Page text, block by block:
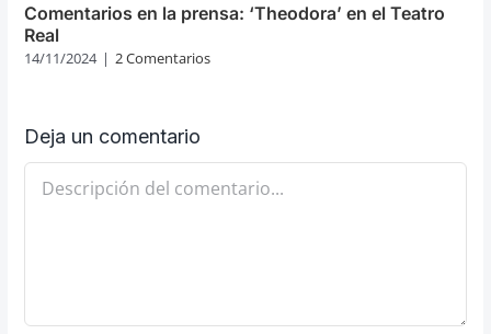
Comentarios en la prensa: ‘Theodora’ en el Teatro
Real
14/11/2024 | 2 Comentarios
Deja un comentario
Comentario